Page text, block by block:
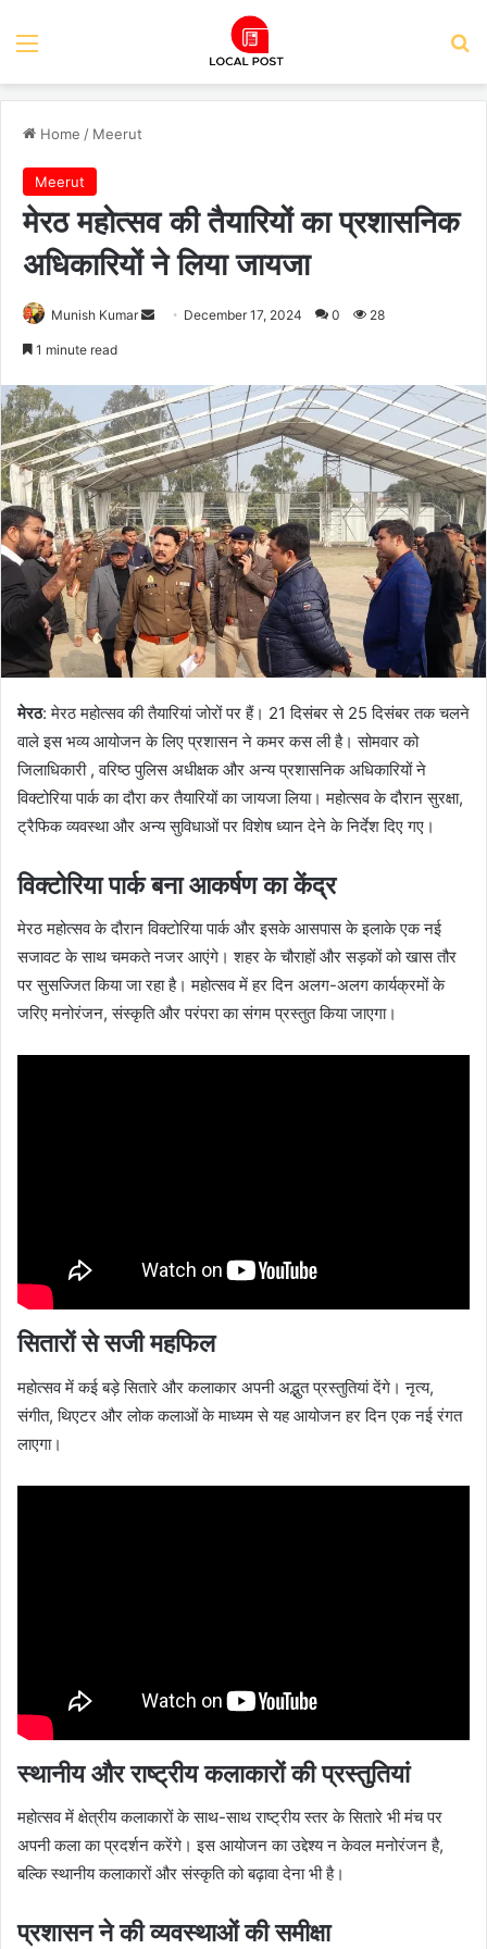
Menu
Home / Meerut
Meerut
मेरठ महोत्सव की तैयारियों का प्रशासनिक
अधिकारियों ने लिया जायजा
Munish Kumar
Send December 17, 2024 0 28
1 minute read
मेरठ: मेरठ महोत्सव की तैयारियां जोरों पर हैं। 21 दिसंबर से 25 दिसंबर तक चलने
वाले इस भव्य आयोजन के लिए प्रशासन ने कमर कस ली है। सोमवार को
जिलाधिकारी , वरिष्ठ पुलिस अधीक्षक और अन्य प्रशासनिक अधिकारियों ने
विक्टोरिया पार्क का दौरा कर तैयारियों का जायजा लिया। महोत्सव के दौरान सुरक्षा,
ट्रैफिक व्यवस्था और अन्य सुविधाओं पर विशेष ध्यान देने के निर्देश दिए गए।
विक्टोरिया पार्क बना आकर्षण का केंद्र
मेरठ महोत्सव के दौरान विक्टोरिया पार्क और इसके आसपास के इलाके एक नई
सजावट के साथ चमकते नजर आएंगे। शहर के चौराहों और सड़कों को खास तौर
पर सुसज्जित किया जा रहा है। महोत्सव में हर दिन अलग-अलग कार्यक्रमों के
जरिए मनोरंजन, संस्कृति और परंपरा का संगम प्रस्तुत किया जाएगा।
सितारों से सजी महफिल
महोत्सव में कई बड़े सितारे और कलाकार अपनी अद्भुत प्रस्तुतियां देंगे। नृत्य,
संगीत, थिएटर और लोक कलाओं के माध्यम से यह आयोजन हर दिन एक नई रंगत
लाएगा।
स्थानीय और राष्ट्रीय कलाकारों की प्रस्तुतियां
महोत्सव में क्षेत्रीय कलाकारों के साथ-साथ राष्ट्रीय स्तर के सितारे भी मंच पर
अपनी कला का प्रदर्शन करेंगे। इस आयोजन का उद्देश्य न केवल मनोरंजन है,
बल्कि स्थानीय कलाकारों और संस्कृति को बढ़ावा देना भी है।
प्रशासन ने की व्यवस्थाओं की समीक्षा